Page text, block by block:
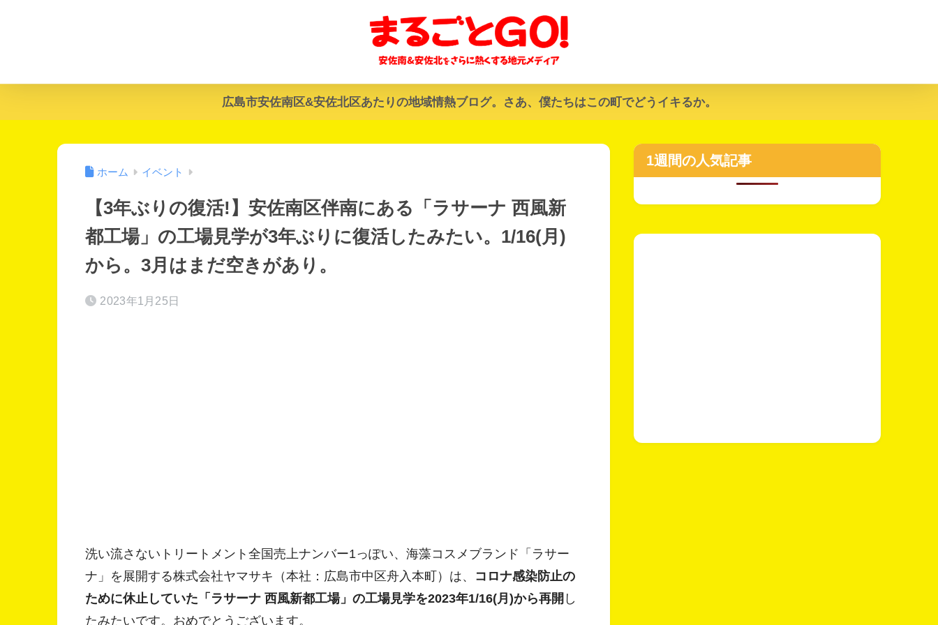
広島市安佐南区&安佐北区あたりの地域情熱ブログ。さあ、僕たちはこの町でどうイキるか。
ホーム イベント
【3年ぶりの復活!】安佐南区伴南にある「ラサーナ 西風新
都工場」の工場見学が3年ぶりに復活したみたい。1/16(月)
から。3月はまだ空きがあり。
2023年1月25日
洗い流さないトリートメント全国売上ナンバー1っぽい、海藻コスメブランド「ラサー
ナ」を展開する株式会社ヤマサキ（本社：広島市中区舟入本町）は、 コロナ感染防止の
ために休止していた「ラサーナ 西風新都工場」の工場見学を2023年1/16(月)から再開 し
たみたいです。おめでとうございます。
1週間の人気記事